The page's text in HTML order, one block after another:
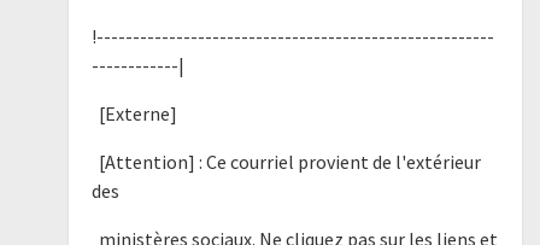
!-------------------------------------------------------
------------|
[Externe]
[Attention] : Ce courriel provient de l'extérieur
des
ministères sociaux. Ne cliquez pas sur les liens et